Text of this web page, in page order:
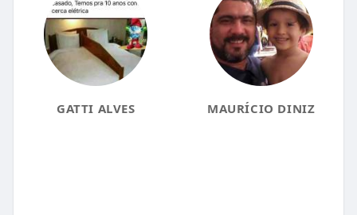
GATTI ALVES MAURÍCIO DINIZ